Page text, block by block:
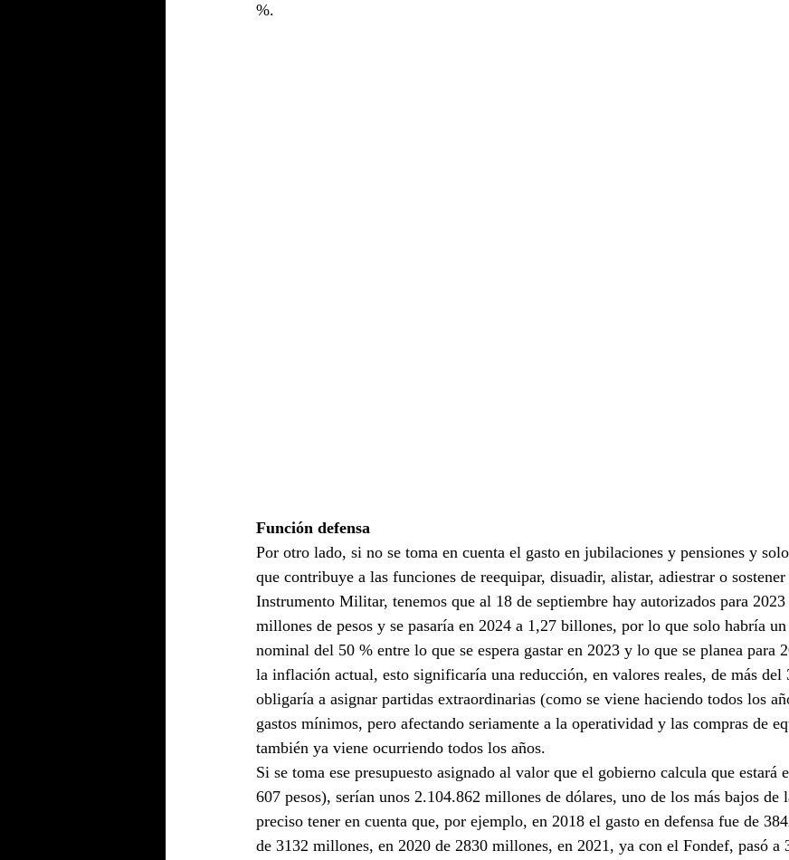
%.
Función defensa
Por otro lado, si no se toma en cuenta el gasto en jubilaciones y pensiones y
que contribuye a las funciones de reequipar, disuadir, alistar, adiestrar o
Instrumento Militar, tenemos que al 18 de septiembre hay autorizados para
millones de pesos y se pasaría en 2024 a 1,27 billones, por lo que solo habría
nominal del 50 % entre lo que se espera gastar en 2023 y lo que se planea para
la inflación actual, esto significaría una reducción, en valores reales, de más
obligaría a asignar partidas extraordinarias (como se viene haciendo todos los
gastos mínimos, pero afectando seriamente a la operatividad y las compras de
también ya viene ocurriendo todos los años.
Si se toma ese presupuesto asignado al valor que el gobierno calcula que estará
607 pesos), serían unos 2.104.862 millones de dólares, uno de los más bajos de
preciso tener en cuenta que, por ejemplo, en 2018 el gasto en defensa fue de
de 3132 millones, en 2020 de 2830 millones, en 2021, ya con el Fondef, pasó a